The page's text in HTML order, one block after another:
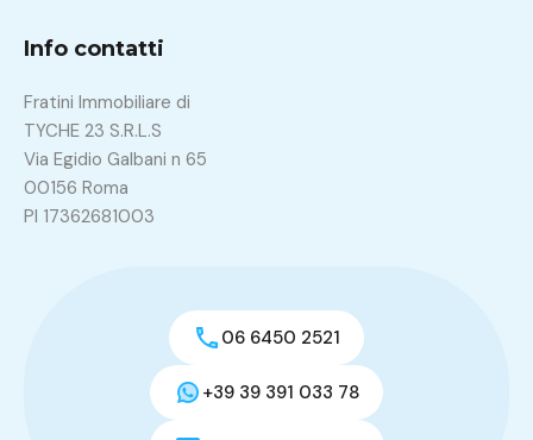
Info contatti
Fratini Immobiliare di
TYCHE 23 S.R.L.S
Via Egidio Galbani n 65
00156 Roma
PI 17362681003
06 6450 2521
+39 39 391 033 78